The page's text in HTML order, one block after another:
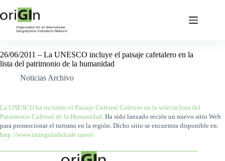
26/06/2011 – La UNESCO incluye el paisaje cafetalero en la
lista del patrimonio de la humanidad
Noticias Archivo
La UNESCO ha incluido el Paisaje Cultural Cafetero en la selecta lista del
Patrimonio Cultural de la Humanidad. Ha sido lanzado recién un nuevo sitio Web
para promocionar el turismo en la región. Dicho sitio se encuentra disponible en:
http://www.triangulodelcafe.travel